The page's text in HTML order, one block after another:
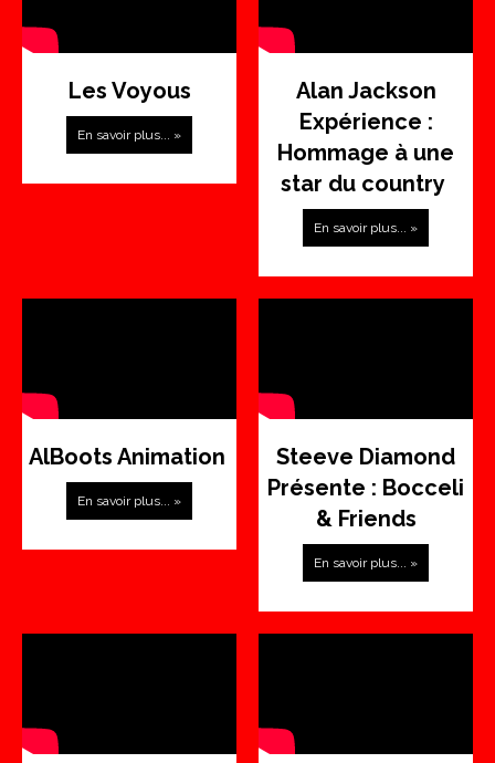
Les Voyous
En savoir plus... »
Alan Jackson
Expérience :
Hommage à une
star du country
En savoir plus... »
AlBoots Animation
En savoir plus... »
Steeve Diamond
Présente : Bocceli
& Friends
En savoir plus... »